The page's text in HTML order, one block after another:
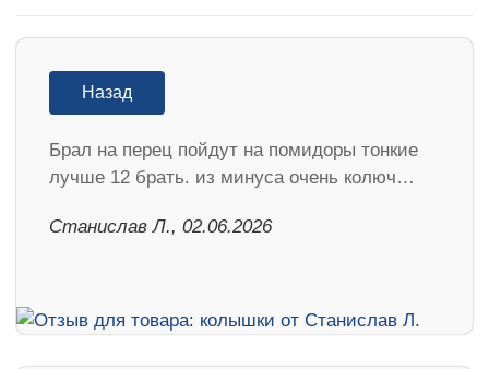
Назад
Брал на перец пойдут на помидоры тонкие
лучше 12 брать. из минуса очень колюч…
Станислав Л., 02.06.2026